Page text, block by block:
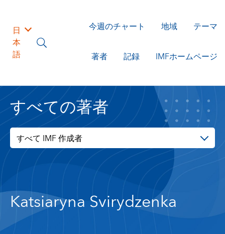
日
本
語
今週のチャート 地域 テーマ
著者 記録 IMFホームページ
すべての著者
すべて IMF 作成者
Katsiaryna Svirydzenka